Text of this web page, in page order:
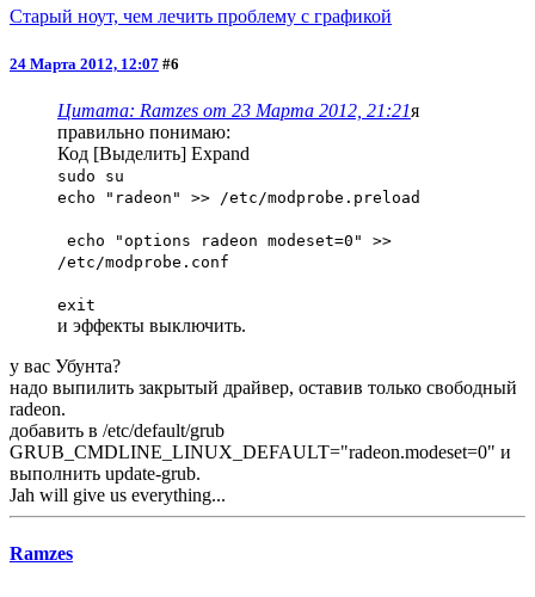
Старый ноут, чем лечить проблему с графикой
24 Марта 2012, 12:07 #6
Цитата: Ramzes от 23 Марта 2012, 21:21я
правильно понимаю:
Код [Выделить] Expand
sudo su
echo "radeon" >> /etc/modprobe.preload
echo "options radeon modeset=0" >>
/etc/modprobe.conf
exit
и эффекты выключить.
у вас Убунта?
надо выпилить закрытый драйвер, оставив только свободный
radeon.
добавить в /etc/default/grub
GRUB_CMDLINE_LINUX_DEFAULT="radeon.modeset=0" и
выполнить update-grub.
Jah will give us everything...
Ramzes